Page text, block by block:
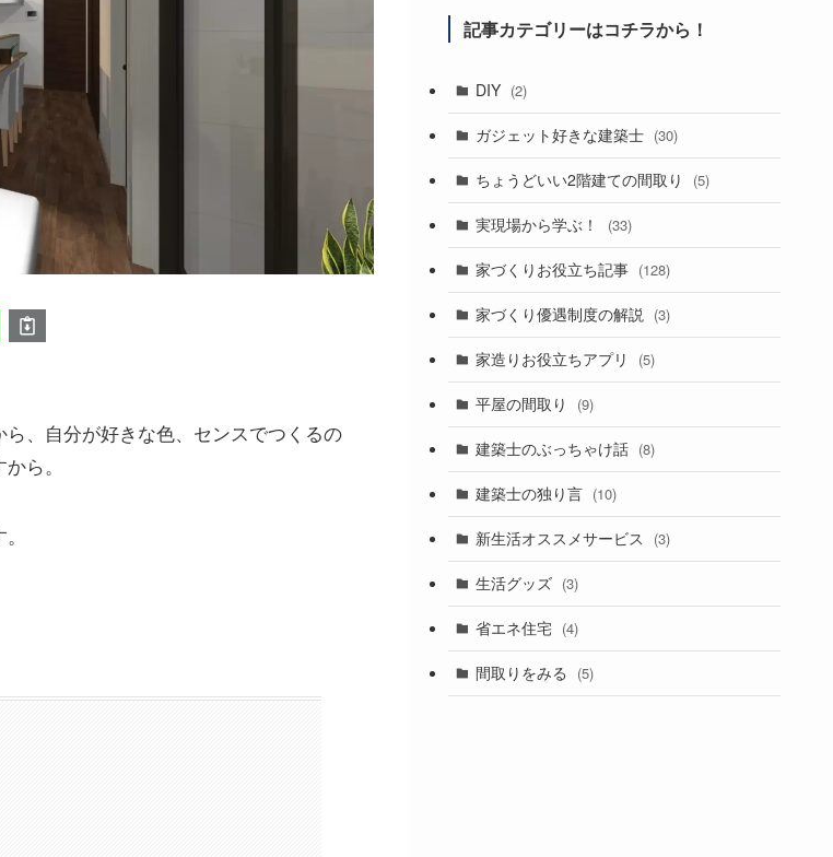
、自分が好きな色、センスでつくるの
ら。
記事カテゴリーはコチラから！
DIY (2)
ガジェット好きな建築士 (30)
ちょうどいい2階建ての間取り (5)
実現場から学ぶ！ (33)
家づくりお役立ち記事 (128)
家づくり優遇制度の解説 (3)
家造りお役立ちアプリ (5)
平屋の間取り (9)
建築士のぶっちゃけ話 (8)
建築士の独り言 (10)
新生活オススメサービス (3)
生活グッズ (3)
省エネ住宅 (4)
間取りをみる (5)